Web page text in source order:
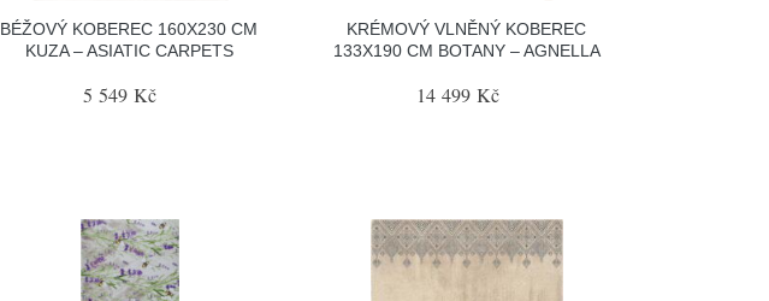
BÉŽOVÝ KOBEREC 160X230 CM
KUZA – ASIATIC CARPETS
5 549 Kč
KRÉMOVÝ VLNĚNÝ KOBEREC
133X190 CM BOTANY – AGNELLA
14 499 Kč